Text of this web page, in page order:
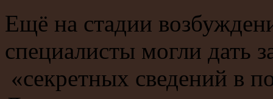
Ещё на стадии
специалисты могли дать
«секретных сведений в